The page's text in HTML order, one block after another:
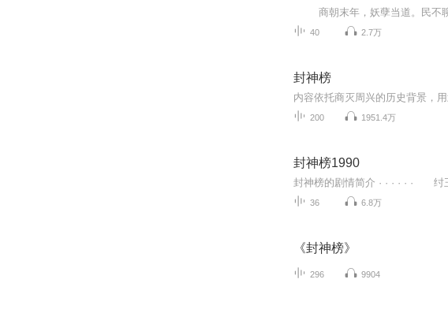
40 2.7万
封神榜
200 1951.4万
封神榜1990
36 6.8万
《封神榜》
296 9904